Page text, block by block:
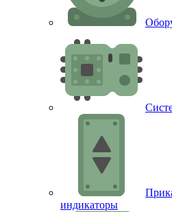
индикаторы